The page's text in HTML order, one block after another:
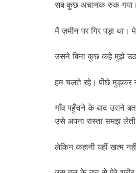
सब कुछ अचानक रुक गया।
मैं ज़मीन पर गिर पड़ा था।
उसने बिना कुछ कहे मुझे
हम चलते रहे। पीछे मुड़कर
गाँव पहुँचने के बाद उसने
उसे अपना रास्ता समझ
लेकिन कहानी यहीं खत्म